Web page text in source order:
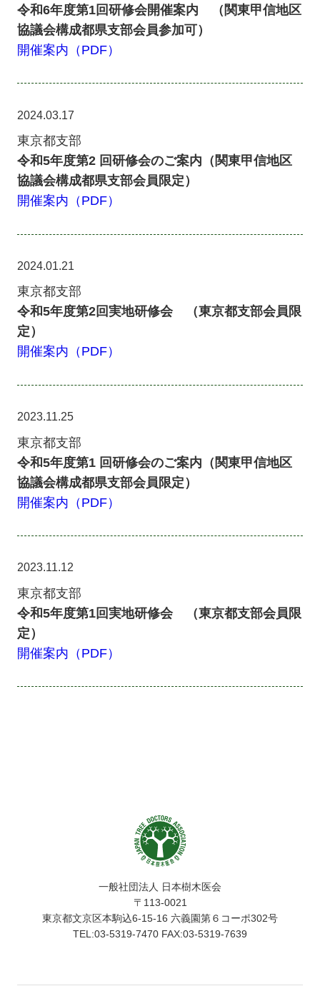
令和6年度第1回研修会開催案内 （関東甲信地区
協議会構成都県支部会員参加可）
開催案内（PDF）
2024.03.17
東京都支部
令和5年度第2 回研修会のご案内（関東甲信地区
協議会構成都県支部会員限定）
開催案内（PDF）
2024.01.21
東京都支部
令和5年度第2回実地研修会 （東京都支部会員限
定）
開催案内（PDF）
2023.11.25
東京都支部
令和5年度第1 回研修会のご案内（関東甲信地区
協議会構成都県支部会員限定）
開催案内（PDF）
2023.11.12
東京都支部
令和5年度第1回実地研修会 （東京都支部会員限
定）
開催案内（PDF）
一般社団法人 日本樹木医会
〒113-0021
東京都文京区本駒込6-15-16 六義園第６コーポ302号
TEL:03-5319-7470 FAX:03-5319-7639